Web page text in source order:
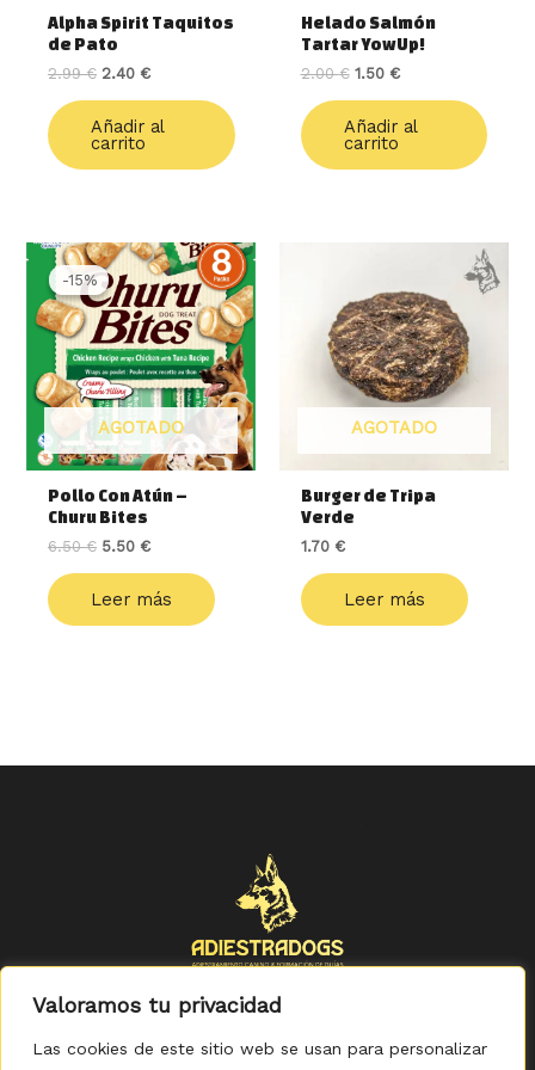
Valoramos tu privacidad
Las cookies de este sitio web se usan para personalizar
Alpha Spirit Taquitos
de Pato
2.99€ 2.40 €
Añadir al
carrito
Helado Salmón
Tartar YowUp!
2.00€ 1.50 €
Añadir al
carrito
-15%
AGOTADO
-15%
Pollo Con Atún –
Churu Bites
6.50€
El
precio
original
era:
6.50 €.
5.50 €
El
precio
actual
es:
5.50 €.
Leer más
AGOTADO
Burger de Tripa
Verde
1.70 €
Leer más